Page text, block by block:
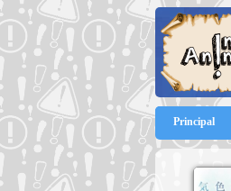
Principal